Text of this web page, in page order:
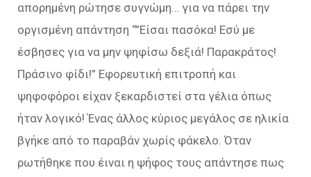
απορημένη ρώτησε συγνώμη… για να πάρει την
οργισμένη απάντηση “”Είσαι πασόκα! Εσύ με
έσβησες για να μην ψηφίσω δεξιά! Παρακράτος!
Πράσινο φίδι!” Εφορευτική επιτροπή και
ψηφοφόροι είχαν ξεκαρδιστεί στα γέλια όπως
ήταν λογικό! Ένας άλλος κύριος μεγάλος σε ηλικία
βγήκε από το παραβάν χωρίς φάκελο. Όταν
ρωτήθηκε που έιναι η ψήφος τους απάντησε πως